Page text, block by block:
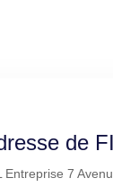
de
Entreprise 7